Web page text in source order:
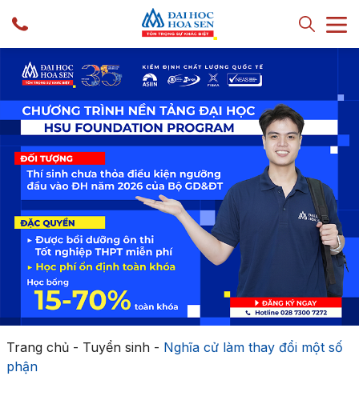
Trang chủ- Tuyển sinh- Nghĩa cử làm thay đổi một số
phận